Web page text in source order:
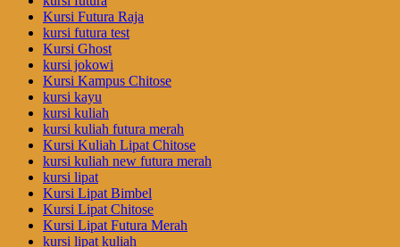
Kursi Futura Raja
kursi futura test
Kursi Ghost
kursi jokowi
Kursi Kampus Chitose
kursi kayu
kursi kuliah
kursi kuliah futura merah
Kursi Kuliah Lipat Chitose
kursi kuliah new futura merah
kursi lipat
Kursi Lipat Bimbel
Kursi Lipat Chitose
Kursi Lipat Futura Merah
kursi lipat kuliah